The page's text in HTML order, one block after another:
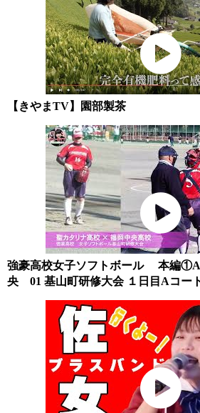
【きやまTV】園部製茶
強豪高校女子ソフトボール 本編①A
央 01 基山町研修大会 １日目Aコー